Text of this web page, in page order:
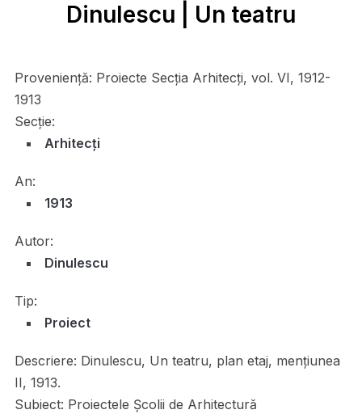
Dinulescu | Un teatru
Proveniență: Proiecte Secția Arhitecți, vol. VI, 1912-
1913
Secție:
Arhitecți
An:
1913
Autor:
Dinulescu
Tip:
Proiect
Descriere: Dinulescu, Un teatru, plan etaj, mențiunea
II, 1913.
Subiect: Proiectele Școlii de Arhitectură